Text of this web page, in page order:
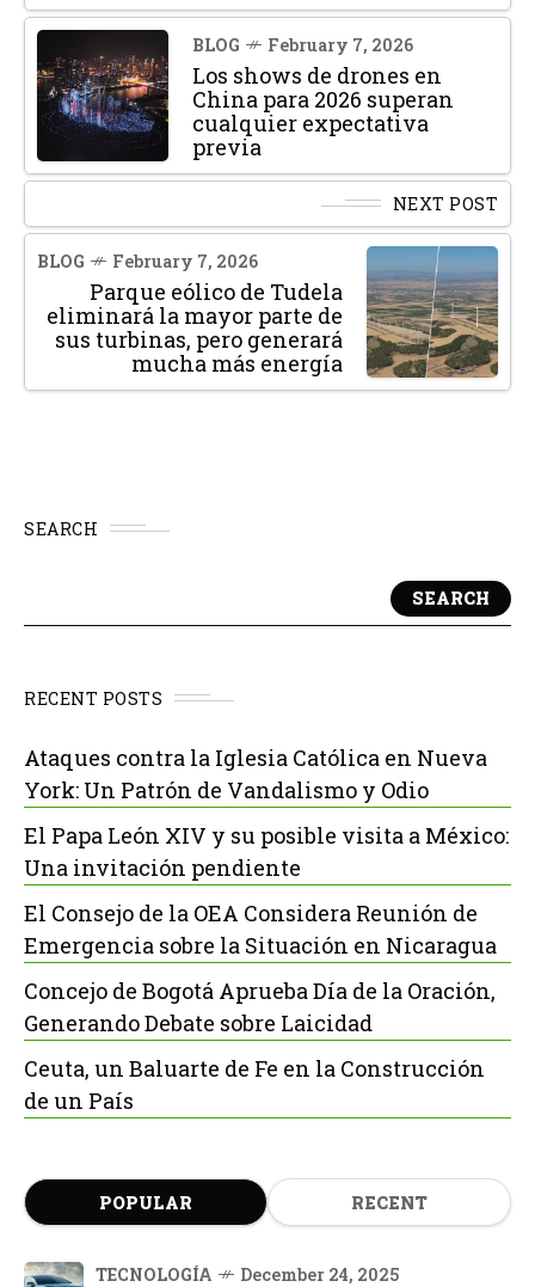
BLOG February 7, 2026
Los shows de drones en
China para 2026 superan
cualquier expectativa
previa
NEXT POST
BLOG February 7, 2026
Parque eólico de Tudela
eliminará la mayor parte de
sus turbinas, pero generará
mucha más energía
SEARCH
SEARCH
RECENT POSTS
Ataques contra la Iglesia Católica en Nueva
York: Un Patrón de Vandalismo y Odio
El Papa León XIV y su posible visita a México:
Una invitación pendiente
El Consejo de la OEA Considera Reunión de
Emergencia sobre la Situación en Nicaragua
Concejo de Bogotá Aprueba Día de la Oración,
Generando Debate sobre Laicidad
Ceuta, un Baluarte de Fe en la Construcción
de un País
POPULAR RECENT
TECNOLOGÍA December 24, 2025